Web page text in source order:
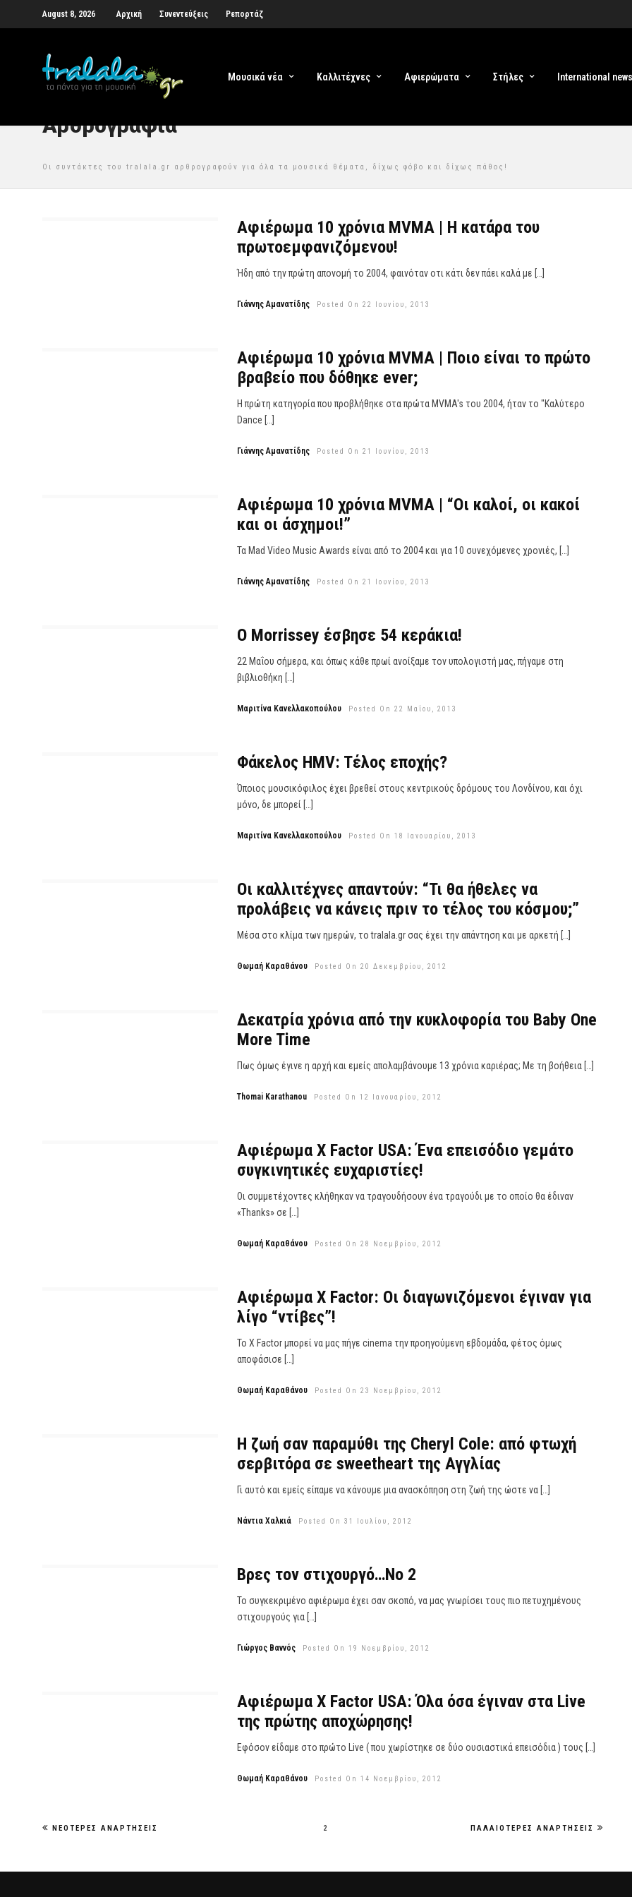
August 8, 2026 Αρχική Συνεντεύξεις Ρεπορτάζ
Μουσικά νέα Καλλιτέχνες Αφιερώματα Στήλες International news
Αρθρογραφία
Οι συντάκτες του tralala.gr αρθρογραφούν για όλα τα μουσικά θέματα, δίχως φόβο και δίχως πάθος!
Αφιέρωμα 10 χρόνια MVMA | Η κατάρα του
πρωτοεμφανιζόμενου!
Ήδη από την πρώτη απονομή το 2004, φαινόταν οτι κάτι δεν πάει καλά με […]
Γιάννης Αμανατίδης Posted On 22 Ιουνίου, 2013
Αφιέρωμα 10 χρόνια MVMA | Ποιο είναι το πρώτο
βραβείο που δόθηκε ever;
Η πρώτη κατηγορία που προβλήθηκε στα πρώτα MVMA's του 2004, ήταν το "Καλύτερο
Dance […]
Γιάννης Αμανατίδης Posted On 21 Ιουνίου, 2013
Αφιέρωμα 10 χρόνια MVMA | “Οι καλοί, οι κακοί
και οι άσχημοι!”
Τα Mad Video Music Awards είναι από το 2004 και για 10 συνεχόμενες χρονιές, […]
Γιάννης Αμανατίδης Posted On 21 Ιουνίου, 2013
Ο Morrissey έσβησε 54 κεράκια!
22 Μαΐου σήμερα, και όπως κάθε πρωί ανοίξαμε τον υπολογιστή μας, πήγαμε στη
βιβλιοθήκη […]
Μαριτίνα Κανελλακοπούλου Posted On 22 Μαΐου, 2013
Φάκελος HMV: Tέλος εποχής?
Όποιος μουσικόφιλος έχει βρεθεί στους κεντρικούς δρόμους του Λονδίνου, και όχι
μόνο, δε μπορεί […]
Μαριτίνα Κανελλακοπούλου Posted On 18 Ιανουαρίου, 2013
Οι καλλιτέχνες απαντούν: “Τι θα ήθελες να
προλάβεις να κάνεις πριν το τέλος του κόσμου;”
Μέσα στο κλίμα των ημερών, το tralala.gr σας έχει την απάντηση και με αρκετή […]
Θωμαή Καραθάνου Posted On 20 Δεκεμβρίου, 2012
Δεκατρία χρόνια από την κυκλοφορία του Baby One
More Time
Πως όμως έγινε η αρχή και εμείς απολαμβάνουμε 13 χρόνια καριέρας; Με τη βοήθεια […]
Thomai Karathanou Posted On 12 Ιανουαρίου, 2012
Αφιέρωμα X Factor USA: Ένα επεισόδιο γεμάτο
συγκινητικές ευχαριστίες!
Οι συμμετέχοντες κλήθηκαν να τραγουδήσουν ένα τραγούδι με το οποίο θα έδιναν
«Thanks» σε […]
Θωμαή Καραθάνου Posted On 28 Νοεμβρίου, 2012
Αφιέρωμα X Factor: Οι διαγωνιζόμενοι έγιναν για
λίγο “ντίβες”!
Το X Factor μπορεί να μας πήγε cinema την προηγούμενη εβδομάδα, φέτος όμως
αποφάσισε […]
Θωμαή Καραθάνου Posted On 23 Νοεμβρίου, 2012
Η ζωή σαν παραμύθι της Cheryl Cole: από φτωχή
σερβιτόρα σε sweetheart της Αγγλίας
Γι αυτό και εμείς είπαμε να κάνουμε μια ανασκόπηση στη ζωή της ώστε να […]
Νάντια Χαλκιά Posted On 31 Ιουλίου, 2012
Βρες τον στιχουργό…Νο 2
Το συγκεκριμένο αφιέρωμα έχει σαν σκοπό, να μας γνωρίσει τους πιο πετυχημένους
στιχουργούς για […]
Γιώργος Βαννός Posted On 19 Νοεμβρίου, 2012
Αφιέρωμα X Factor USA: Όλα όσα έγιναν στα Live
της πρώτης αποχώρησης!
Εφόσον είδαμε στο πρώτο Live ( που χωρίστηκε σε δύο ουσιαστικά επεισόδια ) τους […]
Θωμαή Καραθάνου Posted On 14 Νοεμβρίου, 2012
2
ΝΕΌΤΕΡΕΣ ΑΝΑΡΤΉΣΕΙΣ ΠΑΛΑΙΌΤΕΡΕΣ ΑΝΑΡΤΉΣΕΙΣ